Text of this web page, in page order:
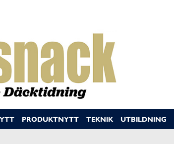
PRODUKTNYTT TEKNIK UTBILDNING